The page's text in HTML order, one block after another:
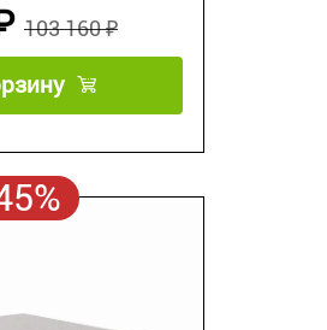
103 160 ₽